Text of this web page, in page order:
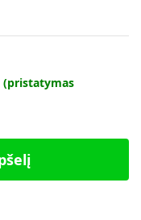
(pristatymas